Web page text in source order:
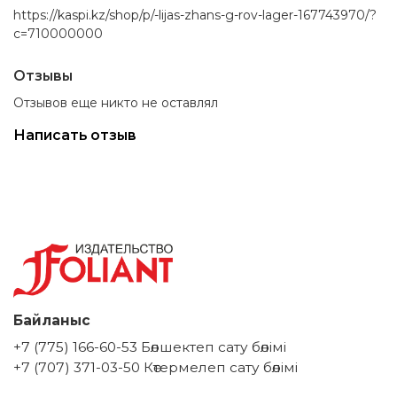
https://kaspi.kz/shop/p/-lijas-zhans-g-rov-lager-167743970/?
c=710000000
Отзывы
Отзывов еще никто не оставлял
Написать отзыв
Байланыс
+7 (775) 166-60-53 Бөлшектеп сату бөлімі
+7 (707) 371-03-50 Көтермелеп сату бөлімі